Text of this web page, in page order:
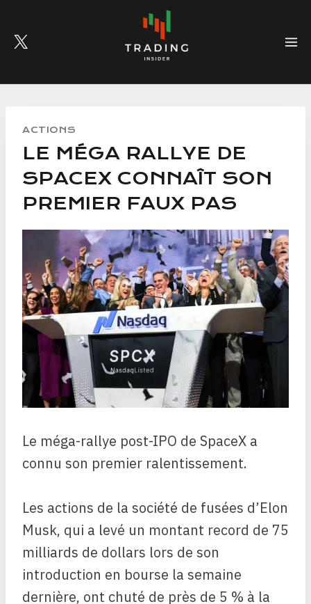
content
ACTIONS
LE MÉGA RALLYE DE
SPACEX CONNAÎT SON
PREMIER FAUX PAS
Le méga-rallye post-IPO de SpaceX a
connu son premier ralentissement.
Les actions de la société de fusées d’Elon
Musk, qui a levé un montant record de 75
milliards de dollars lors de son
introduction en bourse la semaine
dernière, ont chuté de près de 5 % à la